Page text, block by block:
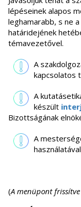
lépéseinek alapos
leghamarabb, s ne
határidejének
témavezetővel.
A
kapcsolatos
A
készült
Bizottságának
A
(A menüpont